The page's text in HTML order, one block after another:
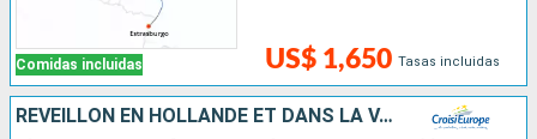
Comidas incluidas US$ 1,650 Tasas incluidas
RÉVEILLON EN HOLLANDE ET DANS LA VALLÉE DU RHIN ROMANTIQUE